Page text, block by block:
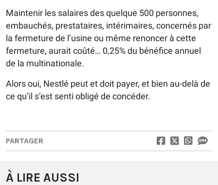
Maintenir les salaires des quelque 500 personnes,
embauchés, prestataires, intérimaires, concernés par
la fermeture de l’usine ou même renoncer à cette
fermeture, aurait coûté… 0,25% du bénéfice annuel
de la multinationale.
Alors oui, Nestlé peut et doit payer, et bien au-delà de
ce qu’il s’est senti obligé de concéder.
PARTAGER
À LIRE AUSSI